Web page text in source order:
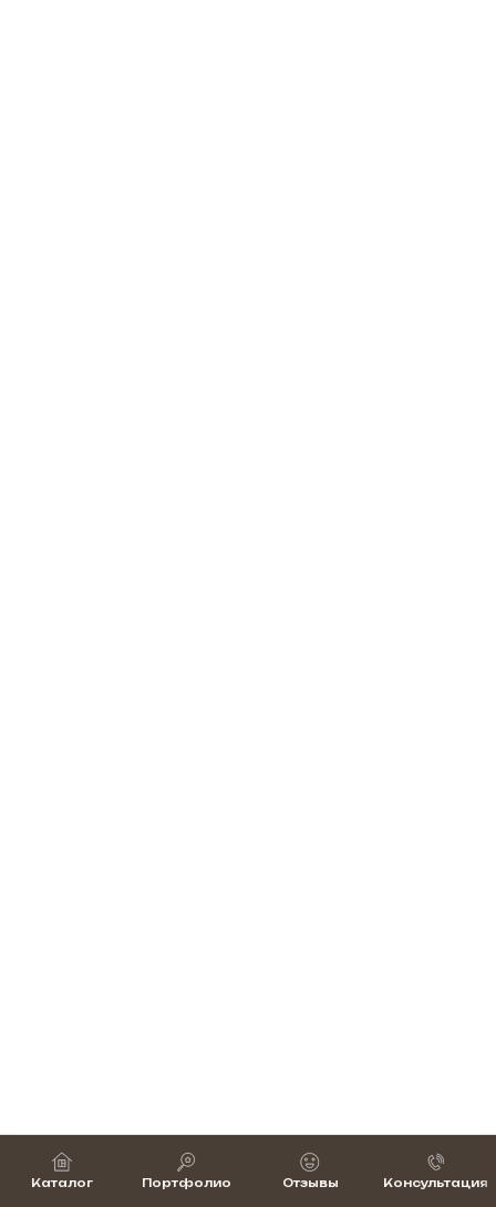
Каталог Портфолио Отзывы Консультация